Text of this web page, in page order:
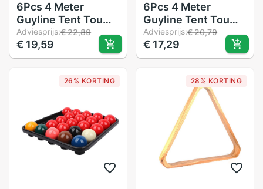
6Pcs 4 Meter
Guyline Tent Touw
Reflecterende Touw
Tent Cord Met 2-
Eye Touw Spanners
Wandelen
Adviesprijs:€ 22,89
€ 19,59
6Pcs 4 Meter
Guyline Tent Touw
Reflecterende Touw
Tent Cord Met 2-
Eye Touw Spanners
Wandelen
backpacken (Groen)
Adviesprijs:€ 20,79
€ 17,29
26% KORTING 28% KORTING